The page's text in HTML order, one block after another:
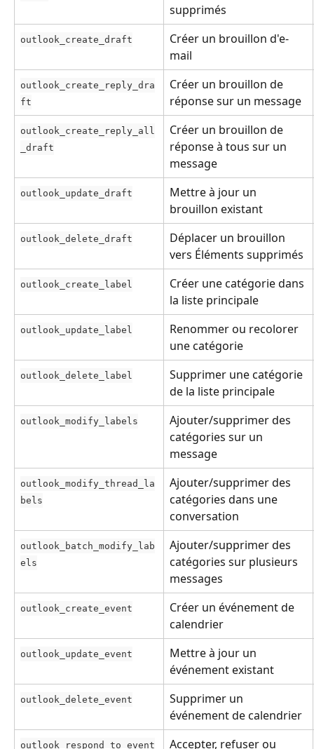
supprimés
outlook_create_draft
Créer un brouillon d'e-
mail
outlook_create_reply_dra
ft
Créer un brouillon de
réponse sur un message
outlook_create_reply_all
_draft
Créer un brouillon de
réponse à tous sur un
message
outlook_update_draft
Mettre à jour un
brouillon existant
outlook_delete_draft
Déplacer un brouillon
vers Éléments supprimés
outlook_create_label
Créer une catégorie dans
la liste principale
outlook_update_label
Renommer ou recolorer
une catégorie
outlook_delete_label
Supprimer une catégorie
de la liste principale
outlook_modify_labels
Ajouter/supprimer des
catégories sur un
message
outlook_modify_thread_la
bels
Ajouter/supprimer des
catégories dans une
conversation
outlook_batch_modify_lab
els
Ajouter/supprimer des
catégories sur plusieurs
messages
outlook_create_event
Créer un événement de
calendrier
outlook_update_event
Mettre à jour un
événement existant
outlook_delete_event
Supprimer un
événement de calendrier
outlook_respond_to_event
Accepter, refuser ou